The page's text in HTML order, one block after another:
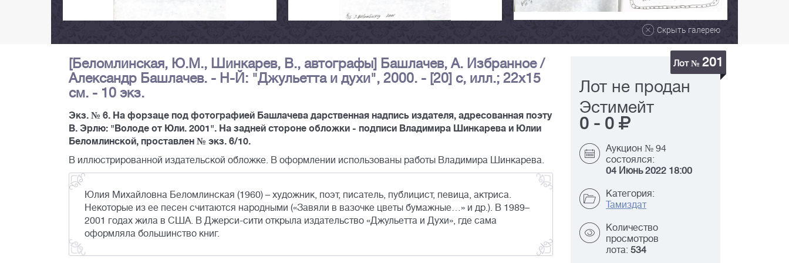
Скрыть галерею
[Беломлинская, Ю.М., Шинкарев, В., автографы] Башлачев, А. Избранное /
Александр Башлачев. - Н-Й: "Джульетта и духи", 2000. - [20] с, илл.; 22х15
см. - 10 экз.
Экз. № 6. На форзаце под фотографией Башлачева дарственная надпись издателя, адресованная поэту
В. Эрлю: "Володе от Юли. 2001". На задней стороне обложки - подписи Владимира Шинкарева и Юлии
Беломлинской, проставлен № экз. 6/10.
В иллюстрированной издательской обложке. В оформлении использованы работы Владимира Шинкарева.
Юлия Михайловна Беломлинская (1960) – художник, поэт, писатель, публицист, певица, актриса.
Некоторые из ее песен считаются народными («Завяли в вазочке цветы бумажные…» и др.). В 1989–
2001 годах жила в США. В Джерси-сити открыла издательство «Джульетта и Духи», где сама
оформляла большинство книг.
Лот № 201
Лот не продан
Эстимейт
0 - 0
Аукцион № 94
состоялся:
04 Июнь 2022 18:00
Категория:
Тамиздат
Количество
просмотров
лота: 534